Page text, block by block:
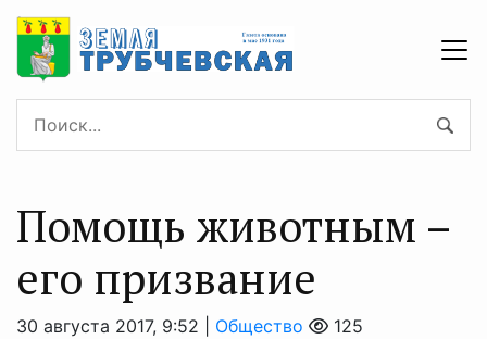
Помощь животным –
его призвание
30 августа 2017, 9:52 | Общество 125